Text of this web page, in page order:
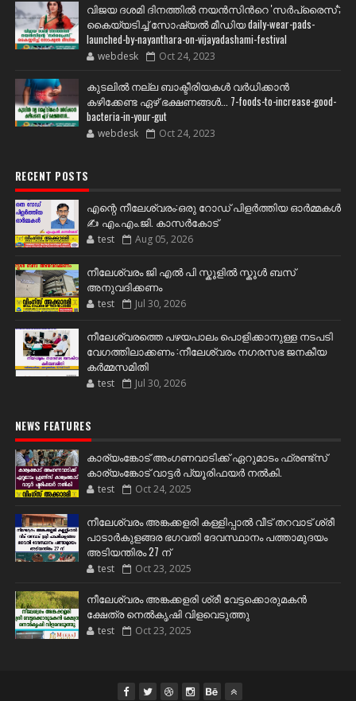
വിജയ ദശമി ദിനത്തില്‍ നയന്‍സിന്‍റെ 'സര്‍പ്രൈസ്';
കൈയ്യടിച്ച് സോഷ്യല്‍ മീഡിയ daily-wear-pads-
launched-by-nayanthara-on-vijayadashami-festival
webdesk Oct 24, 2023
കുടലിൽ നല്ല ബാക്ടീരിയകൾ വര്‍ധിക്കാന്‍
കഴിക്കേണ്ട ഏഴ് ഭക്ഷണങ്ങള്‍... 7-foods-to-increase-good-
bacteria-in-your-gut
webdesk Oct 24, 2023
RECENT POSTS
എന്റെ നീലേശ്വരം:ഒരു റോഡ് പിളർത്തിയ ഓർമ്മകൾ
✍️ എം.എം.ജി. കാസർകോട്
test Aug 05, 2026
നീലേശ്വരം ജി എൽ പി സ്കൂളിൽ സ്കൂൾ ബസ്
അനുവദിക്കണം
test Jul 30, 2026
നീലേശ്വരത്തെ പഴയപാലം പൊളിക്കാനുള്ള നടപടി
വേഗത്തിലാക്കണം :നീലേശ്വരം നഗരസഭ ജനകീയ
കർമ്മസമിതി
test Jul 30, 2026
NEWS FEATURES
കാര്യംങ്കോട് അംഗണവാടിക്ക് ഏറുമാടം ഫ്രണ്ട്സ്
കാര്യംങ്കോട് വാട്ടർ പ്യൂരിഫയർ നൽകി.
test Oct 24, 2025
നീലേശ്വരം അങ്കക്കളരി കള്ളിപ്പാൽ വീട് തറവാട് ശ്രീ
പാടാർകുളങ്ങര ഭഗവതി ദേവസ്ഥാനം പത്താമുദയം
അടിയന്തിരം 27 ന്
test Oct 23, 2025
നീലേശ്വരം അങ്കക്കളരി ശ്രീ വേട്ടക്കൊരുമകൻ
ക്ഷേത്ര നെൽകൃഷി വിളവെടുത്തു
test Oct 23, 2025